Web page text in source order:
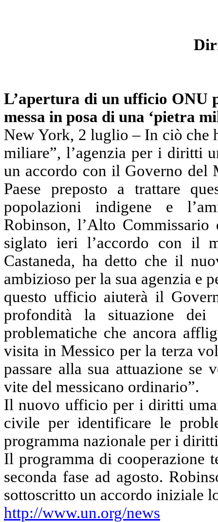
L’apertura di un ufficio ONU
messa in posa di una ‘pietra
New York, 2 luglio – In ciò che
miliare”, l’agenzia per i diritti
un accordo con il Governo del
Paese preposto a trattare
popolazioni indigene e
Robinson, l’Alto
siglato ieri l’accordo con il
Castaneda, ha detto che il
ambizioso per la sua agenzia e
questo ufficio aiuterà il
profondità la situazione
problematiche che ancora
visita in Messico per la terza
passare alla sua attuazione se
vite del messicano ordinario”.
Il nuovo ufficio per i diritti
civile per identificare le
programma nazionale per i
Il programma di cooperazione
seconda fase ad agosto.
sottoscritto un accordo iniziale
http://www.un.org/news